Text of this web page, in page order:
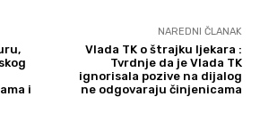
i
NAREDNI ČLANAK
Vlada TK o štrajku ljekara :
Tvrdnje da je Vlada TK
ignorisala pozive na dijalog
ne odgovaraju činjenicama